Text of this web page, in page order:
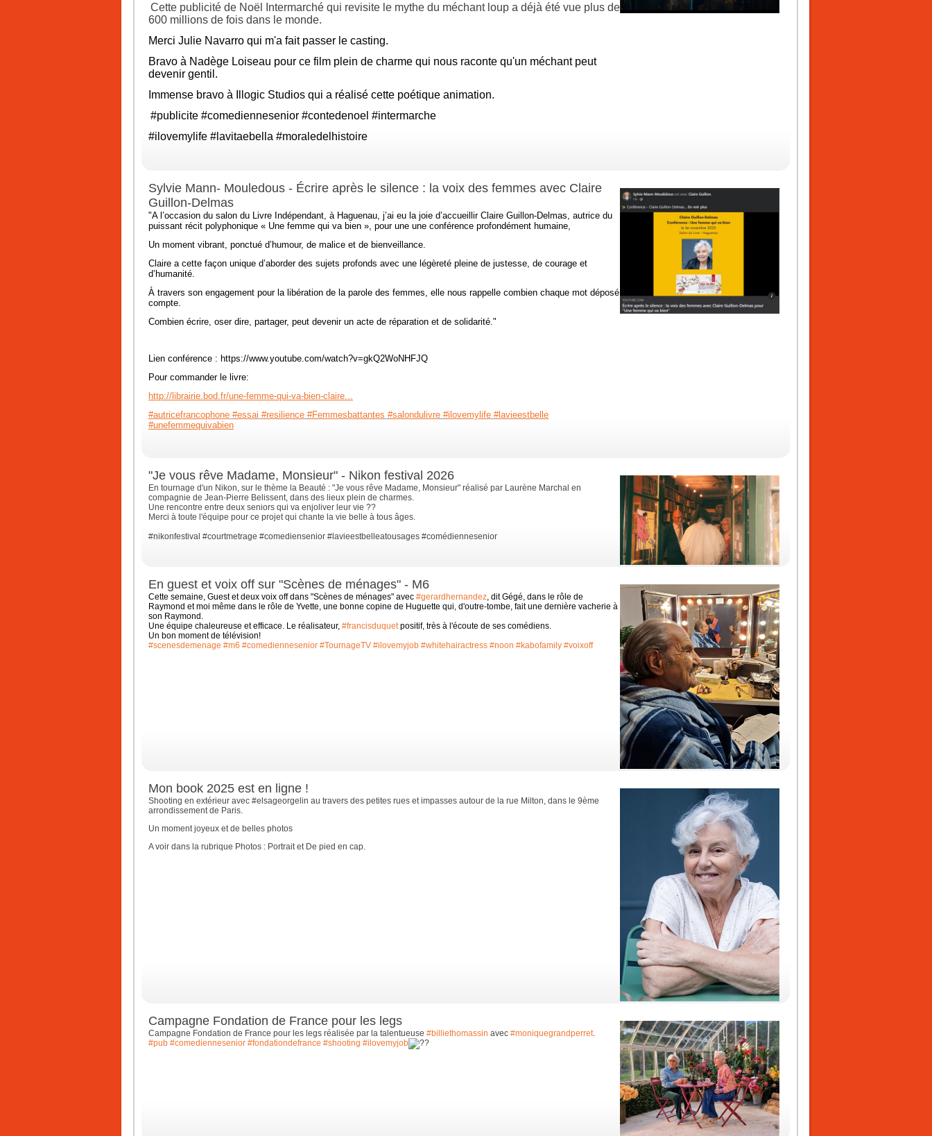
Cette publicité de Noël Intermarché qui revisite le mythe du méchant loup a déjà été vue plus de
600 millions de fois dans le monde.
Merci Julie Navarro qui m'a fait passer le casting.
Bravo à Nadège Loiseau pour ce film plein de charme qui nous raconte qu'un méchant peut
devenir gentil.
Immense bravo à Illogic Studios qui a réalisé cette poétique animation.
#publicite #comediennesenior #contedenoel #intermarche
#ilovemylife #lavitaebella #moraledelhistoire
Sylvie Mann- Mouledous - Écrire après le silence : la voix des femmes avec Claire
Guillon-Delmas
"A l’occasion du salon du Livre Indépendant, à Haguenau, j’ai eu la joie d’accueillir Claire Guillon-Delmas, autrice du
puissant récit polyphonique « Une femme qui va bien », pour une une conférence profondément humaine,
Un moment vibrant, ponctué d’humour, de malice et de bienveillance.
Claire a cette façon unique d’aborder des sujets profonds avec une légèreté pleine de justesse, de courage et
d’humanité.
À travers son engagement pour la libération de la parole des femmes, elle nous rappelle combien chaque mot déposé
compte.
Combien écrire, oser dire, partager, peut devenir un acte de réparation et de solidarité."
Lien conférence : https://www.youtube.com/watch?v=gkQ2WoNHFJQ
Pour commander le livre:
http://librairie.bod.fr/une-femme-qui-va-bien-claire...
#autricefrancophone #essai #resilience #Femmesbattantes #salondulivre #ilovemylife #lavieestbelle
#unefemmequivabien
"Je vous rêve Madame, Monsieur" - Nikon festival 2026
En tournage d'un Nikon, sur le thème la Beauté : "Je vous rêve Madame, Monsieur" réalisé par Laurène Marchal en
compagnie de Jean-Pierre Belissent, dans des lieux plein de charmes.
Une rencontre entre deux seniors qui va enjoliver leur vie ??
Merci à toute l'équipe pour ce projet qui chante la vie belle à tous âges.
#nikonfestival #courtmetrage #comediensenior #lavieestbelleatousages #comédiennesenior
En guest et voix off sur "Scènes de ménages" - M6
Cette semaine, Guest et deux voix off dans "Scènes de ménages" avec #gerardhernandez, dit Gégé, dans le rôle de
Raymond et moi même dans le rôle de Yvette, une bonne copine de Huguette qui, d'outre-tombe, fait une dernière vacherie à
son Raymond.
Une équipe chaleureuse et efficace. Le réalisateur, #francisduquetpositif, très à l'écoute de ses comédiens.
Un bon moment de télévision!
#scenesdemenage #m6 #comediennesenior #TournageTV #ilovemyjob #whitehairactress #noon #kabofamily #voixoff
Mon book 2025 est en ligne !
Shooting en extérieur avec #elsageorgelin au travers des petites rues et impasses autour de la rue Milton, dans le 9ème
arrondissement de Paris.
Un moment joyeux et de belles photos
A voir dans la rubrique Photos : Portrait et De pied en cap.
Campagne Fondation de France pour les legs
Campagne Fondation de France pour les legs réalisée par la talentueuse #billiethomassin avec #moniquegrandperret.
#pub #comediennesenior #fondationdefrance #shooting #ilovemyjob